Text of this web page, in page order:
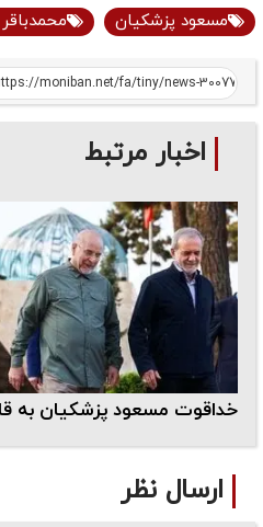
مسعود پزشکیان
اخبار مرتبط
خداقوت مسعود پزشکیان به
ارسال نظر